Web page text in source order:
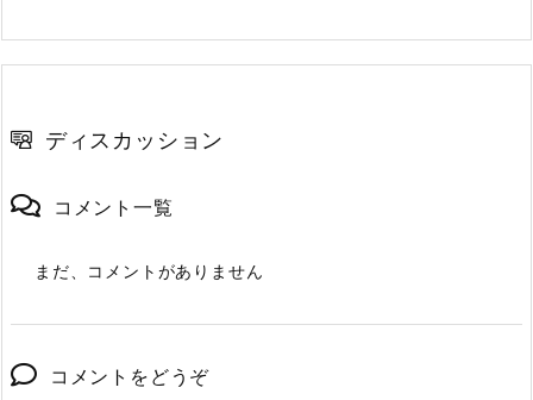
ディスカッション
コメント一覧
まだ、コメントがありません
コメントをどうぞ